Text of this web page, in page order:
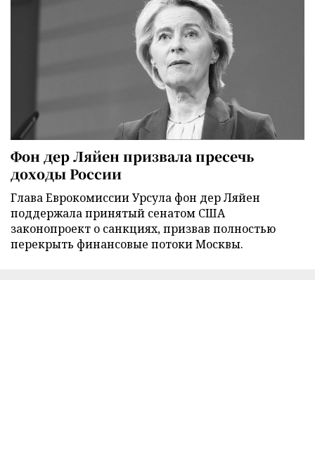
Фон дер Ляйен призвала пресечь
доходы России
Глава Еврокомиссии Урсула фон дер Ляйен
поддержала принятый сенатом США
законопроект о санкциях, призвав полностью
перекрыть финансовые потоки Москвы.